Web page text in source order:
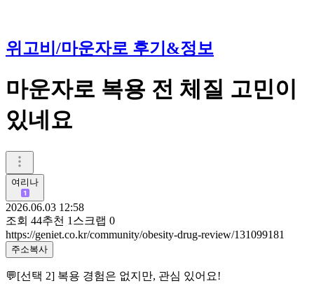
위고비/마운자로 후기&정보
마운자로 복용 전 체질 고민이
있네요
여리나
2026.06.03 12:58
조회 44추천 1 스크랩 0
https://geniet.co.kr/community/obesity-drug-review/131099181
주소복사
💬[선택 2] 복용 경험은 없지만, 관심 있어요!